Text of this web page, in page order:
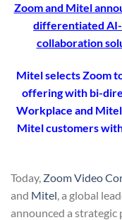
Zoom and Mitel
differentiated
collaboration
Mitel selects Zoom
offering with bi-
Workplace and
Mitel customers
Today, Zoom Video
and Mitel , a global
announced a